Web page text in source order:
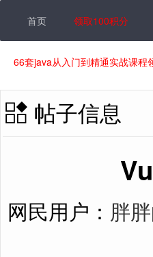
首页 领取100积分
66套java从入门到精通实战课程
帖子信息
网民用户： 胖